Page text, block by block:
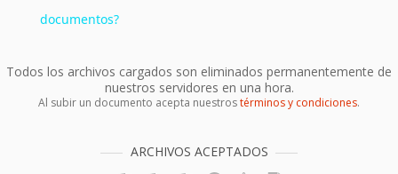
documentos?
Todos los archivos cargados son eliminados permanentemente de
nuestros servidores en una hora.
Al subir un documento acepta nuestrostérminos y condiciones.
ARCHIVOS ACEPTADOS